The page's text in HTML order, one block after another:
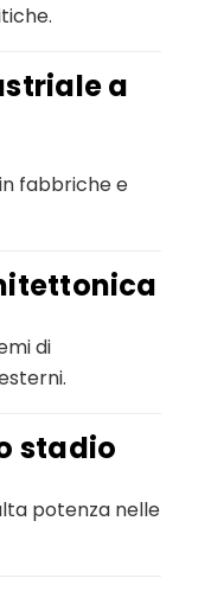
a
fabbriche e
di
stadio
potenza nelle